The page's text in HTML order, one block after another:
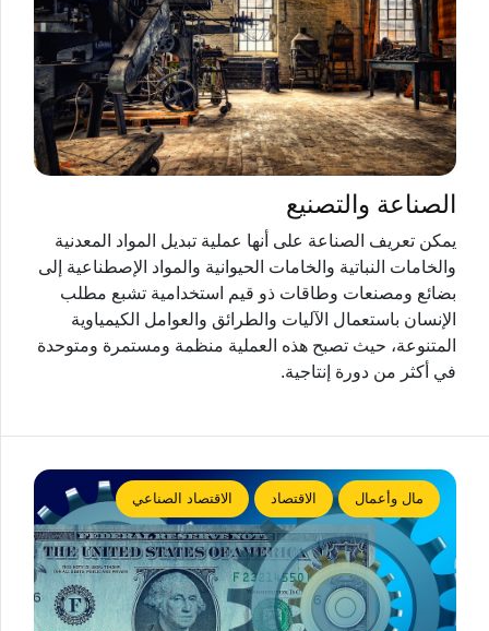
الصناعة والتصنيع
يمكن تعريف الصناعة على أنها عملية تبديل المواد المعدنية
والخامات النباتية والخامات الحيوانية والمواد الإصطناعية إلى
بضائع ومصنعات وطاقات ذو قيم استخدامية تشبع مطلب
الإنسان باستعمال الآليات والطرائق والعوامل الكيمياوية
المتنوعة، حيث تصبح هذه العملية منظمة ومستمرة ومتوحدة
في أكثر من دورة إنتاجية.
مال وأعمال الاقتصاد الاقتصاد الصناعي